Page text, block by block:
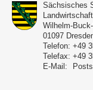
Sächsisches
Landwirtschaft
Wilhelm-
01097
Telefon: +49
Telefax: +49
E-Mail: